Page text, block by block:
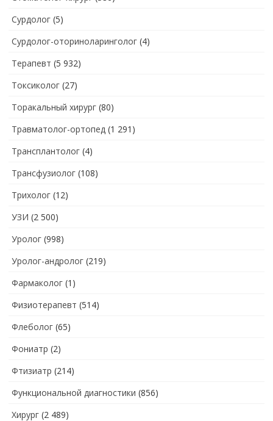
Сурдолог (5)
Сурдолог-оториноларинголог (4)
Терапевт (5 932)
Токсиколог (27)
Торакальный хирург (80)
Травматолог-ортопед (1 291)
Трансплантолог (4)
Трансфузиолог (108)
Трихолог (12)
УЗИ (2 500)
Уролог (998)
Уролог-андролог (219)
Фармаколог (1)
Физиотерапевт (514)
Флеболог (65)
Фониатр (2)
Фтизиатр (214)
Функциональной диагностики (856)
Хирург (2 489)